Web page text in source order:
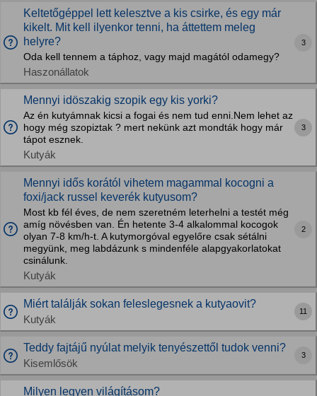
Keltetőgéppel lett kelesztve a kis csirke, és egy már
kikelt. Mit kell ilyenkor tenni, ha áttettem meleg
helyre?
Oda kell tennem a táphoz, vagy majd magától odamegy?
Haszonállatok
3
Mennyi idöszakig szopik egy kis yorki?
Az én kutyámnak kicsi a fogai és nem tud enni.Nem lehet az
hogy még szopiztak ? mert nekünk azt mondták hogy már
tápot esznek.
Kutyák
3
Mennyi idős korától vihetem magammal kocogni a
foxi/jack russel keverék kutyusom?
Most kb fél éves, de nem szeretném leterhelni a testét még
amíg növésben van. Én hetente 3-4 alkalommal kocogok
olyan 7-8 km/h-t. A kutymorgóval egyelőre csak sétálni
megyünk, meg labdázunk s mindenféle alapgyakorlatokat
csinálunk.
Kutyák
2
Miért találják sokan feleslegesnek a kutyaovit?
Kutyák
11
Teddy fajtájű nyúlat melyik tenyészettől tudok venni?
Kisemlősök
3
Milyen legyen világításom?